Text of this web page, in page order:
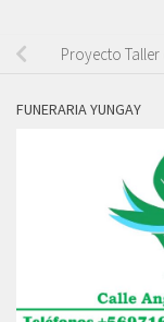
Proyecto
FUNERARIA YUNGAY